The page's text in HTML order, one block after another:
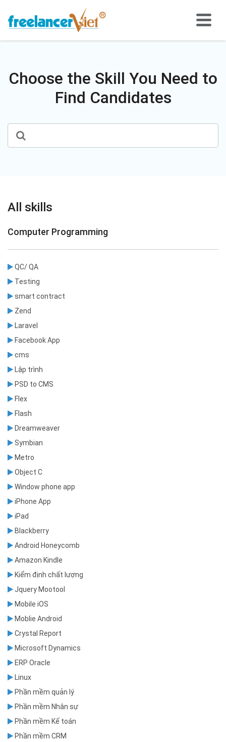
Choose the Skill You Need to
Find Candidates
All skills
Computer Programming
QC/ QA
Testing
smart contract
Zend
Laravel
Facebook App
cms
Lập trình
PSD to CMS
Flex
Flash
Dreamweaver
Symbian
Metro
Object C
Window phone app
iPhone App
iPad
Blackberry
Android Honeycomb
Amazon Kindle
Kiểm định chất lượng
Jquery Mootool
Mobile iOS
Moblie Android
Crystal Report
Microsoft Dynamics
ERP Oracle
Linux
Phần mềm quản lý
Phần mềm Nhân sự
Phần mềm Kế toán
Phần mềm CRM